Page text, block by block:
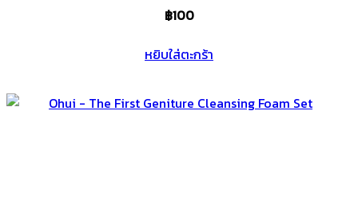
฿100
หยิบใส่ตะกร้า